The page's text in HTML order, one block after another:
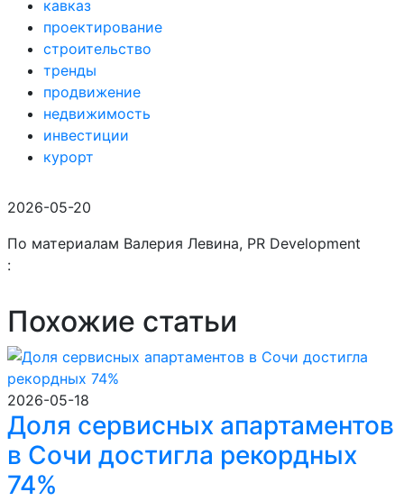
кавказ
проектирование
строительство
тренды
продвижение
недвижимость
инвестиции
курорт
2026-05-20
По материалам Валерия Левина, PR Development
:
Похожие статьи
2026-05-18
Доля сервисных апартаментов
в Сочи достигла рекордных
74%